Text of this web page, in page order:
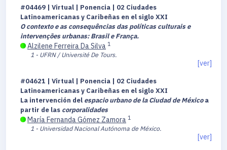
#04469 | Virtual | Ponencia | 02 Ciudades
Latinoamericanas y Caribeñas en el siglo XXI
O contexto e as consequências das políticas culturais e
intervenções urbanas: Brasil e França.
Alzilene Ferreira Da Silva 1
1 - UFRN / Université De Tours.
[ver]
#04621 | Virtual | Ponencia | 02 Ciudades
Latinoamericanas y Caribeñas en el siglo XXI
La intervención del espacio urbano de la Ciudad de Méxicoa
partir de las corporalidades
María Fernanda Gómez Zamora 1
1 - Universidad Nacional Autónoma de México.
[ver]